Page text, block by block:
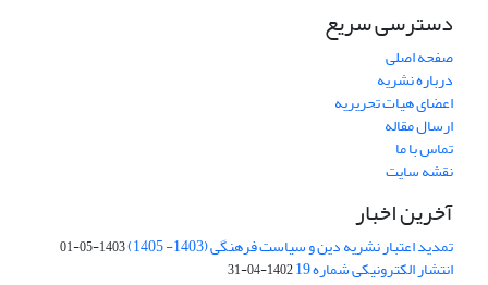
دسترسی سریع
صفحه اصلی
درباره نشریه
اعضای هیات تحریریه
ارسال مقاله
تماس با ما
نقشه سایت
آخرین اخبار
تمدید اعتبار نشریه دین و سیاست فرهنگی (1403- 1405) 1403-05-01
انتشار الکترونیکی شماره 19 1402-04-31